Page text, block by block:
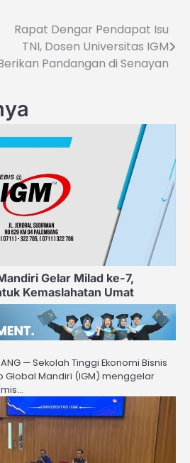
Rapat Dengar Pendapat Isu
TNI, Dosen Universitas IGM
Pandangan di Senayan
Gelar Milad ke-7,
Kemaslahatan Umat
— Sekolah Tinggi Ekonomi Bisnis
Global Mandiri (IGM) menggelar